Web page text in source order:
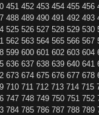
451 452 453 454 455 456
488 489 490 491 492 493
525 526 527 528 529 530
562 563 564 565 566 567
599 600 601 602 603 604
636 637 638 639 640 641
673 674 675 676 677 678
710 711 712 713 714 715
747 748 749 750 751 752
784 785 786 787 788 789